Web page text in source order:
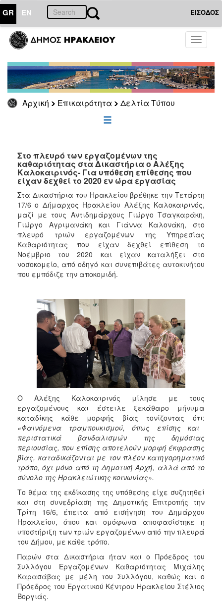
GR EN ΕΙΣΟΔΟΣ
Toggle
Αρχική Επικαιρότητα Δελτία Τύπου
ΕΠΙΚΑΙΡΟΤΗΤΑ
Τύπου
Αρχείο
ΕΠΙΣΚΕΠΤΗΣ
ΗΡΑΚΛΕΙΟ
Στο πλευρό των εργαζομένων της
καθαριότητας στα Δικαστήρια ο Αλέξης
Καλοκαιρινός- Για υπόθεση επίθεσης που
είχαν δεχθεί το 2020 εν ώρα εργασίας
Στα Δικαστήρια του Ηρακλείου βρέθηκε την Τετάρτη
17/6 ο Δήμαρχος Ηρακλείου Αλέξης Καλοκαιρινός,
μαζί με τους Αντιδημάρχους Γιώργο Τσαγκαράκη,
Γιώργο Αγριμανάκη και Γιάννα Καλονάκη, στο
πλευρό τριών εργαζομένων της Υπηρεσίας
Καθαριότητας που είχαν δεχθεί επίθεση το
Νοέμβριο του 2020 και είχαν καταλήξει στο
νοσοκομείο, από οδηγό και συνεπιβάτες αυτοκινήτου
που εμπόδιζε την αποκομιδή.
Ο Αλέξης Καλοκαιρινός μίλησε με τους
εργαζομένους και έστειλε ξεκάθαρο μήνυμα
καταδίκης κάθε μορφής βίας τονίζοντας ότι:
«Φαινόμενα τραμπουκισμού, όπως επίσης και
περιστατικά βανδαλισμών της δημόσιας
περιουσίας, που επίσης αποτελούν μορφή έκφρασης
βίας, καταδικάζονται με τον πλέον κατηγορηματικό
τρόπο, όχι μόνο από τη Δημοτική Αρχή, αλλά από το
σύνολο της Ηρακλειώτικης κοινωνίας».
Το θέμα της εκδίκασης της υπόθεσης είχε συζητηθεί
και στη συνεδρίαση της Δημοτικής Επιτροπής την
Τρίτη 16/6, έπειτα από εισήγηση του Δημάρχου
Ηρακλείου, όπου και ομόφωνα αποφασίστηκε η
υποστήριξη των τριών εργαζομένων από την πλευρά
του Δήμου, με κάθε τρόπο.
Παρών στα Δικαστήρια ήταν και ο Πρόεδρος του
Συλλόγου Εργαζομένων Καθαριότητας Μιχάλης
Καρασάβας με μέλη του Συλλόγου, καθώς και ο
Πρόεδρος του Εργατικού Κέντρου Ηρακλείου Στέλιος
Βοργιάς.